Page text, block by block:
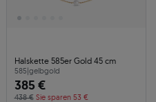
Halskette 585er Gold 45 cm
585|gelbgold
385 €
438 € Sie sparen 53 €